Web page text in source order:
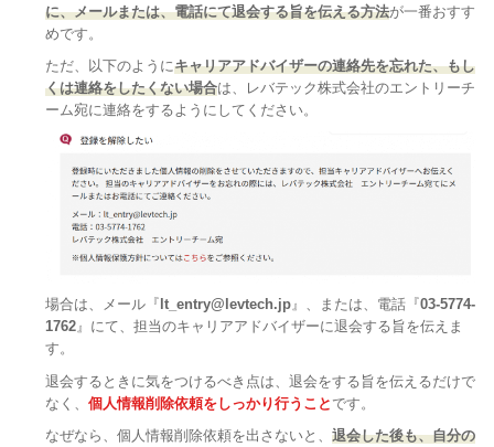
に、メールまたは、電話にて退会する旨を伝える方法が一番おすす
めです。
ただ、以下のようにキャリアアドバイザーの連絡先を忘れた、もし
くは連絡をしたくない場合は、
レバテック株式会社のエントリーチ
ーム宛に連絡をするようにしてください。
場合は、メール『 lt_entry@levtech.jp』、または、電話『03-5774-
1762』にて、担当のキャリアアドバイザーに退会する旨を伝えま
す。
退会するときに気をつけるべき点は、退会をする旨を伝えるだけで
なく、個人情報削除依頼をしっかり行うこと です。
なぜなら、個人情報削除依頼を出さないと、退会した後も、自分の